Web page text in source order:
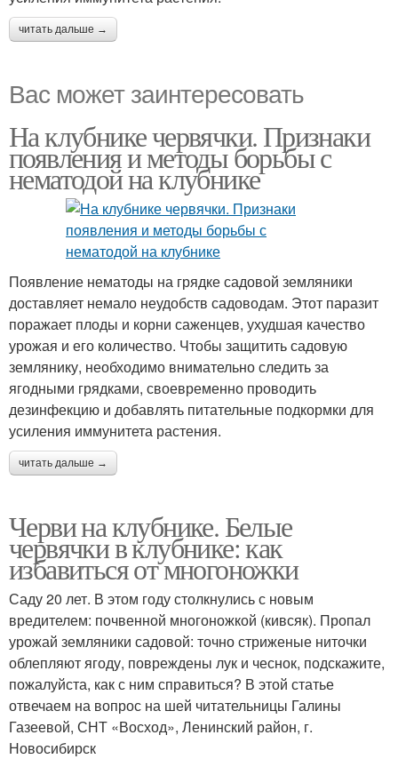
читать дальше →
Вас может заинтересовать
На клубнике червячки. Признаки
появления и методы борьбы с
нематодой на клубнике
Появление нематоды на грядке садовой земляники
доставляет немало неудобств садоводам. Этот паразит
поражает плоды и корни саженцев, ухудшая качество
урожая и его количество. Чтобы защитить садовую
землянику, необходимо внимательно следить за
ягодными грядками, своевременно проводить
дезинфекцию и добавлять питательные подкормки для
усиления иммунитета растения.
читать дальше →
Черви на клубнике. Белые
червячки в клубнике: как
избавиться от многоножки
Саду 20 лет. В этом году столкнулись с новым
вредителем: почвенной многоножкой (кивсяк). Пропал
урожай земляники садовой: точно стриженые ниточки
облепляют ягоду, повреждены лук и чеснок, подскажите,
пожалуйста, как с ним справиться? В этой статье
отвечаем на вопрос на шей читательницы Галины
Газеевой, СНТ «Восход», Ленинский район, г.
Новосибирск